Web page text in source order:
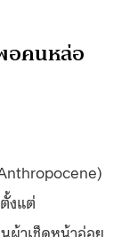
อคนหล่อ
งแต่
ผ้าเช็ดหน้าอ่อย